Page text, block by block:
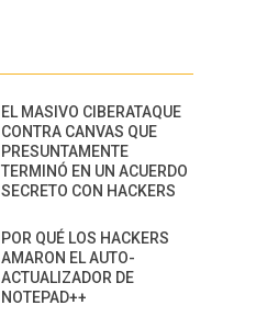
EL MASIVO CIBERATAQUE
CONTRA CANVAS QUE
PRESUNTAMENTE
TERMINÓ EN UN ACUERDO
SECRETO CON HACKERS
POR QUÉ LOS HACKERS
AMARON EL AUTO-
ACTUALIZADOR DE
NOTEPAD++